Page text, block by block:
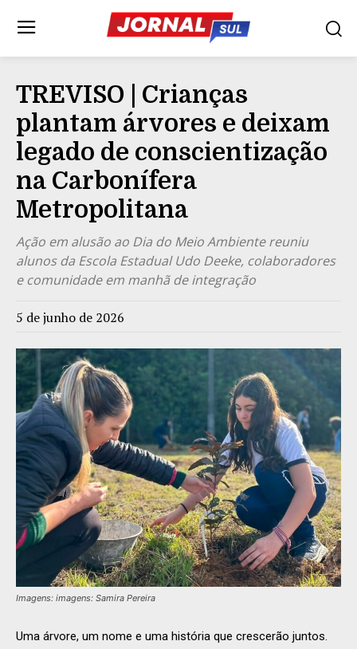
TREVISO | Crianças
plantam árvores e deixam
legado de conscientização
na Carbonífera
Metropolitana
Ação em alusão ao Dia do Meio Ambiente reuniu
alunos da Escola Estadual Udo Deeke, colaboradores
e comunidade em manhã de integração
5 de junho de 2026
Imagens: imagens: Samira Pereira
Uma árvore, um nome e uma história que crescerão juntos.